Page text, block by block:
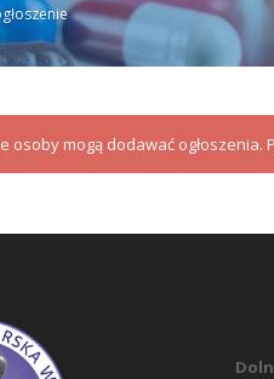
osoby mogą dodawać